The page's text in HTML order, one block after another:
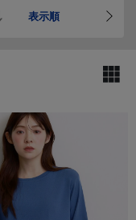
表示順